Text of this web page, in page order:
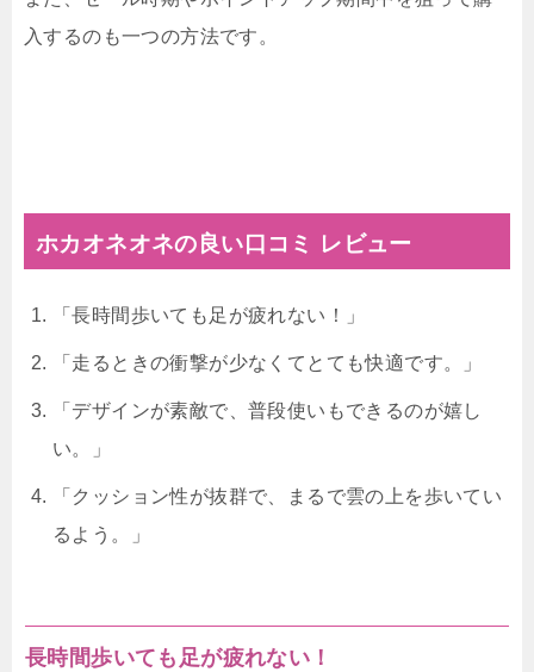
入するのも一つの方法です。
ホカオネオネの良い口コミ レビュー
「長時間歩いても足が疲れない！」
「走るときの衝撃が少なくてとても快適です。」
「デザインが素敵で、普段使いもできるのが嬉し
い。」
「クッション性が抜群で、まるで雲の上を歩いてい
るよう。」
長時間歩いても足が疲れない！